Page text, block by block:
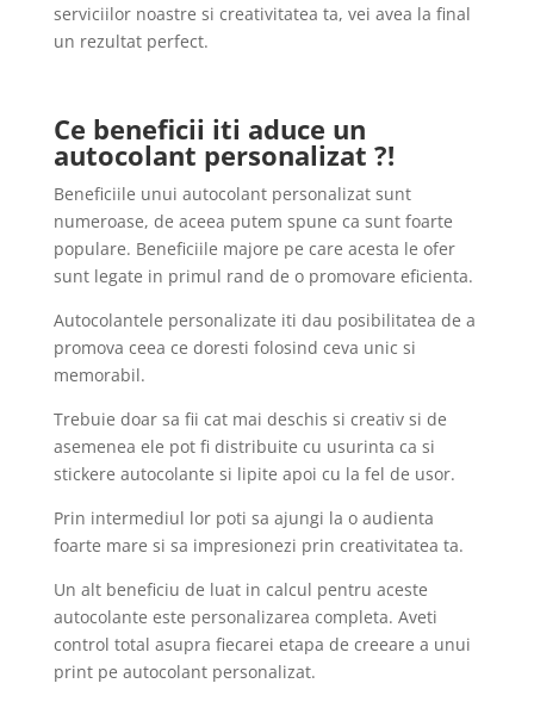
serviciilor noastre si creativitatea ta, vei avea la final
un rezultat perfect.
Ce beneficii iti aduce un
autocolant personalizat ?!
Beneficiile unui autocolant personalizat sunt
numeroase, de aceea putem spune ca sunt foarte
populare. Beneficiile majore pe care acesta le ofer
sunt legate in primul rand de o promovare eficienta.
Autocolantele personalizate iti dau posibilitatea de a
promova ceea ce doresti folosind ceva unic si
memorabil.
Trebuie doar sa fii cat mai deschis si creativ si de
asemenea ele pot fi distribuite cu usurinta ca si
stickere autocolante si lipite apoi cu la fel de usor.
Prin intermediul lor poti sa ajungi la o audienta
foarte mare si sa impresionezi prin creativitatea ta.
Un alt beneficiu de luat in calcul pentru aceste
autocolante este personalizarea completa. Aveti
control total asupra fiecarei etapa de creeare a unui
print pe autocolant personalizat.